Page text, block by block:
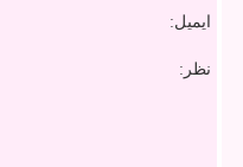
ایمیل:
نظر: